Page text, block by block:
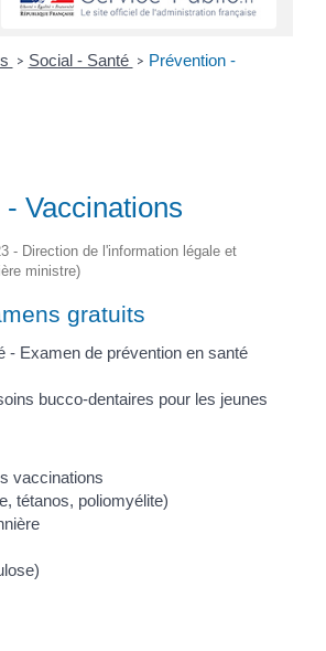
> Social - Santé > Prévention -
Vaccinations
- Direction de l'information légale et
ministre)
gratuits
- Examen de prévention en santé
bucco-dentaires pour les jeunes
vaccinations
tétanos, poliomyélite)